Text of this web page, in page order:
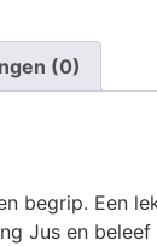
(0)
begrip.
Jus en